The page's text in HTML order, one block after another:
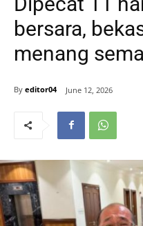
bersara,
menang
By editor04 June 12, 2026